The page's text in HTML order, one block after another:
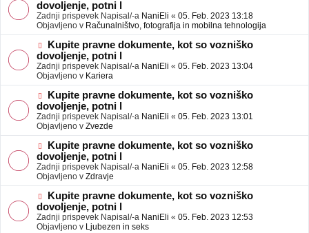
b
j
a
v
e
o
v
e
o
b
a
v
e
dovoljenje, potni l
Zadnji prispevek Napisal/-a NaniEli « 05. Feb. 2023 13:18
Objavljeno v Računalništvo, fotografija in mobilna tehnologija
N
o
v
e
o
b
a
v
e
Kupite pravne dokumente, kot so vozniško
dovoljenje, potni l
Zadnji prispevek Napisal/-a NaniEli « 05. Feb. 2023 13:04
Objavljeno v Kariera
N
o
v
e
o
b
a
v
e
Kupite pravne dokumente, kot so vozniško
dovoljenje, potni l
Zadnji prispevek Napisal/-a NaniEli « 05. Feb. 2023 13:01
Objavljeno v Zvezde
N
o
v
e
o
b
a
v
Kupite pravne dokumente, kot so vozniško
dovoljenje, potni l
Zadnji prispevek Napisal/-a NaniEli « 05. Feb. 2023 12:58
Objavljeno v Zdravje
N
o
v
e
Kupite pravne dokumente, kot so vozniško
dovoljenje, potni l
Zadnji prispevek Napisal/-a NaniEli « 05. Feb. 2023 12:53
Objavljeno v Ljubezen in seks